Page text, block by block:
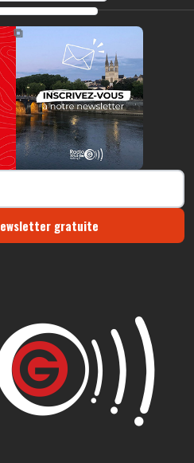
https://radio-g.fr?16983
⧉
gratuite